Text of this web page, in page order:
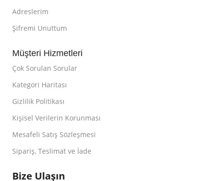
Adreslerim
Şifremi Unuttum
Müşteri Hizmetleri
Çok Sorulan Sorular
Kategori Haritası
Gizlilik Politikası
Kişisel Verilerin Korunması
Mesafeli Satış Sözleşmesi
Sipariş, Teslimat ve İade
Bize Ulaşın